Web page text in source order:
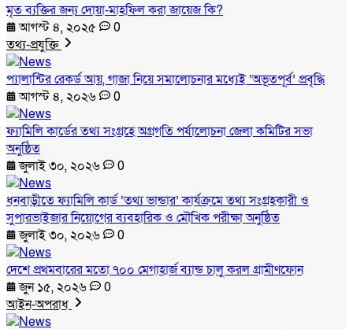
মৃত ব্যক্তির জন্য দোয়া-মাহফিল করা জায়েজ কি?
আগস্ট ৪, ২০২৫
0
তথ্য-প্রযুক্তি
প্যালান্টির রেকর্ড আয়, গাজা নিয়ে সমালোচনার মধ্যেই ‘অভূতপূর্ব’ প্রবৃদ্ধি
আগস্ট ৪, ২০২৬
0
ফ্যামিলি কার্ডের তথ্য সংগ্রহে অগ্রগতি পর্যালোচনা জেলা কমিটির সভা
অনুষ্ঠিত
জুলাই ৩০, ২০২৬
0
ধনবাড়ীতে ফ্যামিলি কার্ড ‘তথ্য ভান্ডার’ কার্যক্রমে তথ্য সংগ্রহকারী ও
সুপারভাইজার নিয়োগের ব্যবহারিক ও মৌখিক পরীক্ষা অনুষ্ঠিত
জুলাই ৩০, ২০২৬
0
দেশে প্রথমবারের মতো ৭০০ মেগাহার্জ ব্যান্ড চালু করল গ্রামীণফোন
জুন ১৫, ২০২৬
0
আইন-অপরাধ